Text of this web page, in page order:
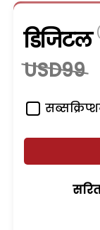
डिजिटल
USD99